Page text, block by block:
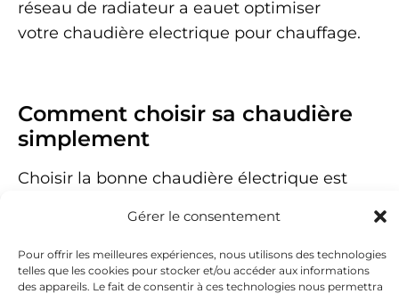
Gérer le consentement
Pour offrir les meilleures expériences, nous utilisons des technologies
telles que les cookies pour stocker et/ou accéder aux informations
des appareils. Le fait de consentir à ces technologies nous permettra
réseau de radiateur a eauet optimiser
votre chaudière electrique pour chauffage.
Comment choisir sa chaudière
simplement
Choisir la bonne chaudière électrique est
maison tout en optimisant l’efficacité
énergétique. En tenant compte de la taille
de votre habitation, de votre budget et des